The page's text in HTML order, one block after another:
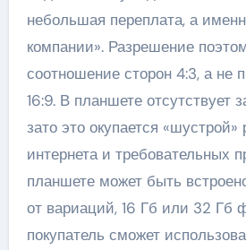
небольшая переплата, а
компании». Разрешение
соотношение сторон 4:3, а не
16:9. В планшете отсутствует
зато это окупается «шустрой»
интернета и требовательных
планшете может быть
от вариаций, 16 Гб или 32
покупатель сможет